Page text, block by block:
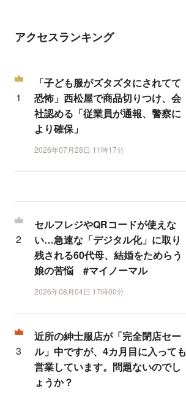
アクセスランキング
「子ども服がズタズタにされてて
恐怖」西松屋で商品切りつけ、会
社認める「従業員が通報、警察に
より確保」
2026年07月28日 11時17分
セルフレジやQRコードが使えな
い…急速な「デジタル化」に取り
残される60代母、結婚をためらう
娘の苦悩 #マイノーマル
2026年08月04日 17時00分
近所の紳士服店が「完全閉店セー
ル」中ですが、4カ月目に入っても
営業しています。問題ないのでし
ょうか？